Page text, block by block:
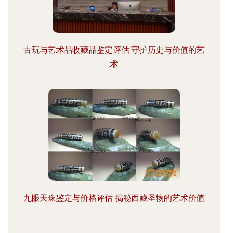
古玩与艺术品收藏品鉴定评估 守护历史与价值的艺
术
九眼天珠鉴定与价格评估 揭秘西藏圣物的艺术价值